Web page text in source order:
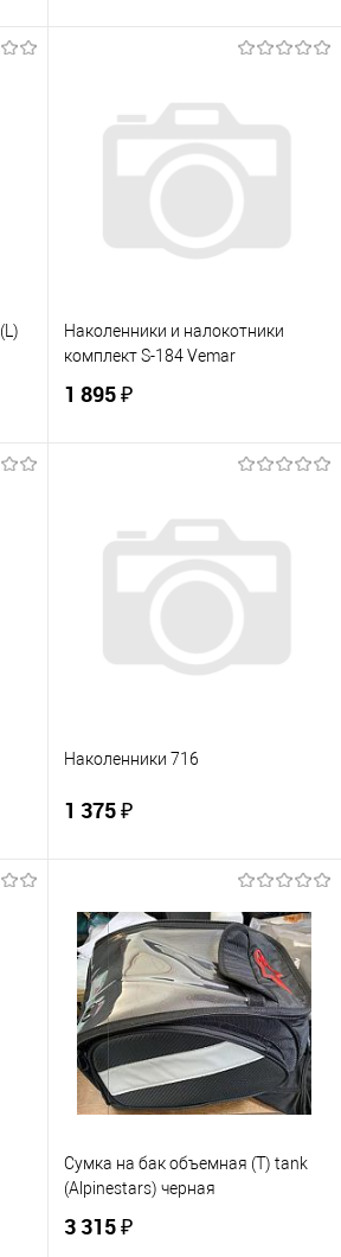
Купить в 1 клик
К сравнению
В избранное
Под заказ
Наколенники и налокотники
комплект S-184 Vemar
1 895 ₽
Купить в 1 клик
К сравнению
В избранное
В наличии
Наколенники 716
1 375 ₽
В корзину
Купить в 1 клик
К сравнению
В избранное
В наличии
Сумка на бак объемная (T) tank
(Alpinestars) черная
3 315 ₽